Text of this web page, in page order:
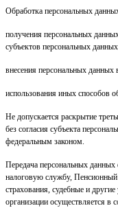
Обработка персональных
получения персональных
субъектов персональных
внесения персональных
использования иных способов
Не допускается раскрытие
без согласия субъекта
федеральным законом.
Передача персональных
налоговую службу,
страхования, судебные и
организации осуществляется в